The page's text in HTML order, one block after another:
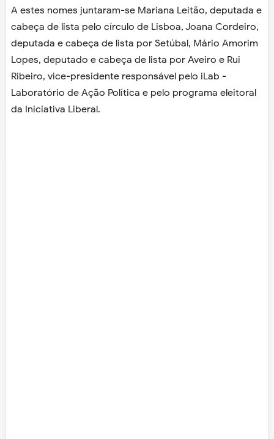
A estes nomes juntaram-se Mariana Leitão, deputada e
cabeça de lista pelo círculo de Lisboa, Joana Cordeiro,
deputada e cabeça de lista por Setúbal, Mário Amorim
Lopes, deputado e cabeça de lista por Aveiro e Rui
Ribeiro, vice-presidente responsável pelo iLab -
Laboratório de Ação Política e pelo programa eleitoral
da Iniciativa Liberal.